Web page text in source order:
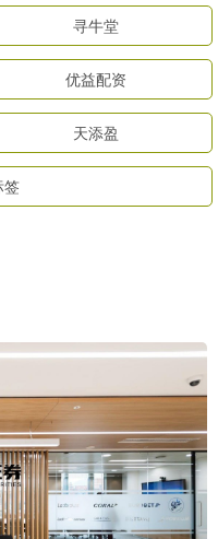
寻牛堂
优益配资
天添盈
签